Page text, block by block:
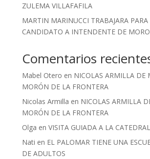
ZULEMA VILLAFAFILA
MARTIN MARINUCCI TRABAJARA PARA
CANDIDATO A INTENDENTE DE
Comentarios
Mabel Otero en NICOLAS ARMILLA DE
MORÓN DE LA FRONTERA
Nicolas Armilla en NICOLAS ARMILLA
MORÓN DE LA FRONTERA
Olga en VISITA GUIADA A LA
Nati en EL PALOMAR TIENE UNA
DE ADULTOS